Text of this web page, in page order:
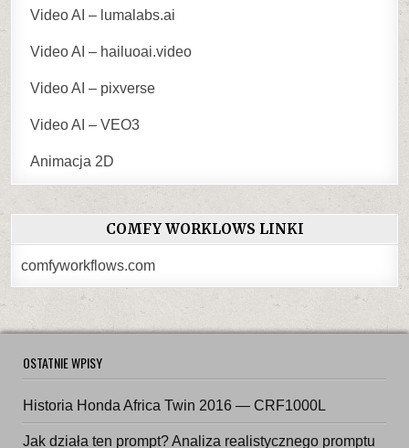
Video AI – lumalabs.ai
Video AI – hailuoai.video
Video AI – pixverse
Video AI – VEO3
Animacja 2D
COMFY WORKLOWS LINKI
comfyworkflows.com
OSTATNIE WPISY
Historia Honda Africa Twin 2016 — CRF1000L
Jak działa ten prompt? Analiza realistycznego promptu